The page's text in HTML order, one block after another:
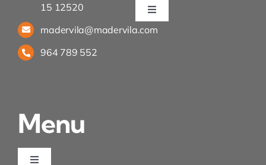
15 12520
madervila@madervila.com
964 789 552
Toggle
Navigation
Política de privacidad
Ley de cookies
Desistimiento
Menu